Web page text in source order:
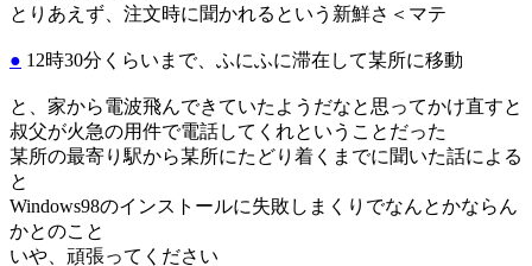
とりあえず、注文時に聞かれるという新鮮さ＜マテ
● 12時30分くらいまで、ふにふに滞在して某所に移動
と、家から電波飛んできていたようだなと思ってかけ直すと
叔父が火急の用件で電話してくれということだった
某所の最寄り駅から某所にたどり着くまでに聞いた話による
と
Windows98のインストールに失敗しまくりでなんとかならん
かとのこと
いや、頑張ってください